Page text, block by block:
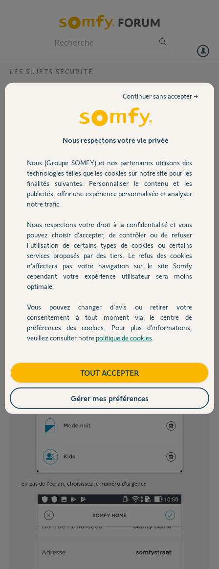
Volet
Sécurité
Domotique
Chauffage
Autres produits
Devis avec un pro
Contact
LES SUJETS SÉCURITÉ
FAQ Somfy Protect : Comment
en cas d'alarme) ou toute autre information relative à votre Installation,
suivez les étapes ci-dessous :
- sélectionnez "Mon domicile"
- en bas de l'écran, choisissez le numéro d'urgence
Nous respectons votre vie privée
Nous (Groupe SOMFY) et nos partenaires utilisons des
technologies telles que les cookies sur notre site pour les
finalités suivantes: Personnaliser le contenu et les
publicités, offrir une expérience personnalisée et analyser
notre trafic.
Nous respectons votre droit à la confidentialité et vous
pouvez choisir d’accepter, de contrôler ou de refuser
l'utilisation de certains types de cookies ou certains
services proposés par des tiers. Le refus des cookies
n’affectera pas votre navigation sur le site Somfy
cependant votre expérience utilisateur sera moins
optimale.
Vous pouvez changer d'avis ou retirer votre
consentement à tout moment via le centre de
préférences des cookies. Pour plus d’informations,
veuillez consulter notre politique de cookies
Continuer sans accepter →
TOUT ACCEPTER
Gérer mes préférences